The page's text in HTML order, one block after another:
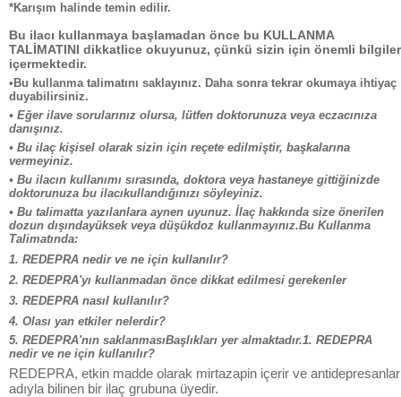
*Karışım halinde temin edilir.
Bu ilacı kullanmaya başlamadan önce bu KULLANMA
TALİMATINI dikkatlice okuyunuz, çünkü sizin için önemli bilgiler
içermektedir.
•Bu kullanma talimatını saklayınız. Daha sonra tekrar okumaya ihtiyaç
duyabilirsiniz.
• Eğer ilave sorularınız olursa, lütfen doktorunuza veya eczacınıza
danışınız.
• Bu ilaç kişisel olarak sizin için reçete edilmiştir, başkalarına
vermeyiniz.
• Bu ilacın kullanımı sırasında, doktora veya hastaneye gittiğinizde
doktorunuza bu ilacıkullandığınızı söyleyiniz.
• Bu talimatta yazılanlara aynen uyunuz. İlaç hakkında size önerilen
dozun dışındayüksek veya düşükdoz kullanmayınız.Bu Kullanma
Talimatında:
1. REDEPRA nedir ve ne için kullanılır?
2. REDEPRA'yı kullanmadan önce dikkat edilmesi gerekenler
3. REDEPRA nasıl kullanılır?
4. Olası yan etkiler nelerdir?
5. REDEPRA'nın saklanmasıBaşlıkları yer almaktadır.1. REDEPRA
nedir ve ne için kullanılır?
REDEPRA, etkin madde olarak mirtazapin içerir ve antidepresanlar
adıyla bilinen bir ilaç grubuna üyedir.